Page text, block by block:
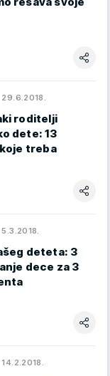
29.6.2018.
roditelji
dete: 13
treba
5.3.2018.
deteta: 3
dece za 3
14.2.2018.